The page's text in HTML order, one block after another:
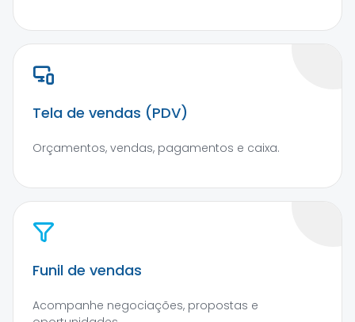
Tela de vendas (PDV)
Orçamentos, vendas, pagamentos e caixa.
Funil de vendas
Acompanhe negociações, propostas e